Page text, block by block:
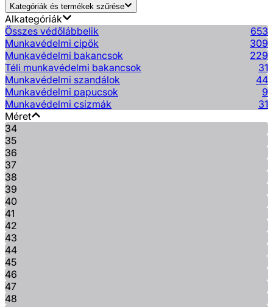
Kategóriák és termékek szűrése
Alkategóriák
Összes védőlábbelik
653
Munkavédelmi cipők
309
Munkavédelmi bakancsok
229
Téli munkavédelmi bakancsok
31
Munkavédelmi szandálok
44
Munkavédelmi papucsok
9
Munkavédelmi csizmák
31
Méret
34
35
36
37
38
39
40
41
42
43
44
45
46
47
48